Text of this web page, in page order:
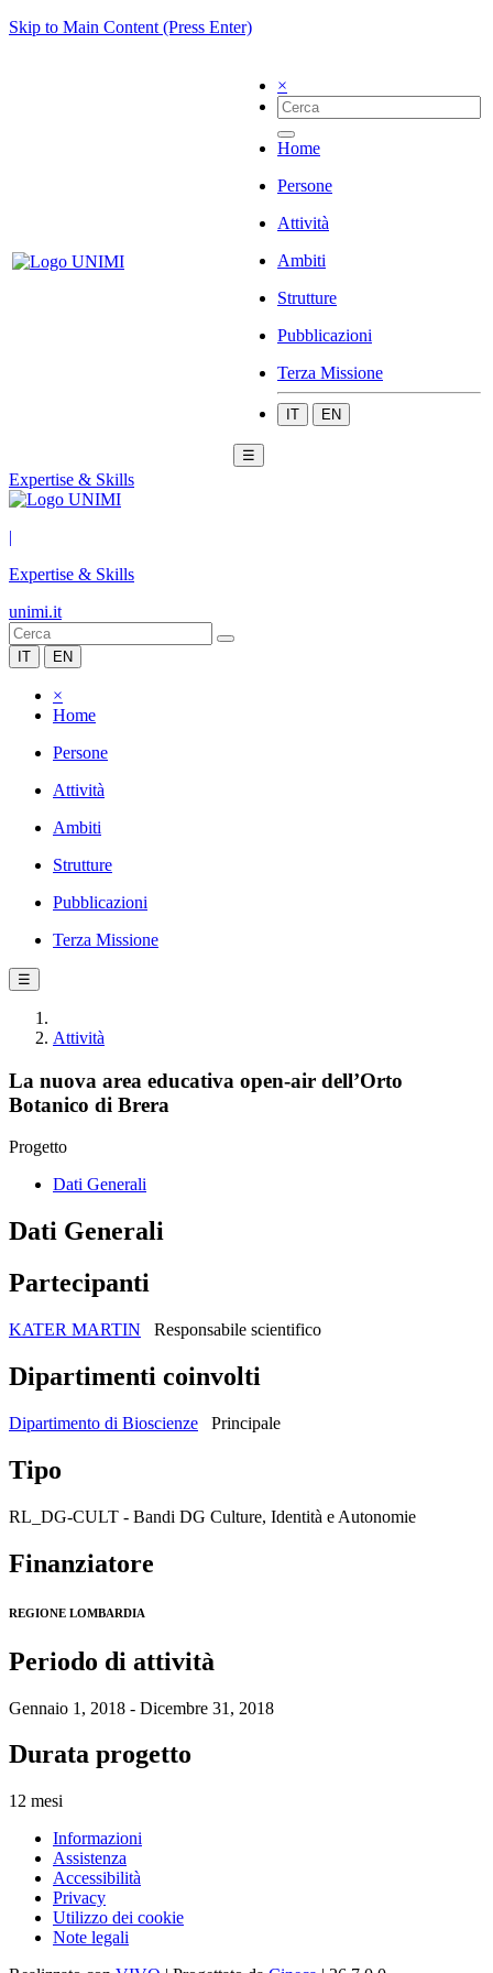
Skip to Main Content (Press Enter)
×
Home
Persone
Attività
Ambiti
Strutture
Pubblicazioni
Terza Missione
IT EN
☰
Expertise & Skills
|
Expertise & Skills
unimi.it
IT EN
×
Home
Persone
Attività
Ambiti
Strutture
Pubblicazioni
Terza Missione
☰
Attività
La nuova area educativa open-air dell’Orto
Botanico di Brera
Progetto
Dati Generali
Dati Generali
Partecipanti
KATER MARTIN Responsabile scientifico
Dipartimenti coinvolti
Dipartimento di Bioscienze Principale
Tipo
RL_DG-CULT - Bandi DG Culture, Identità e Autonomie
Finanziatore
REGIONE LOMBARDIA
Periodo di attività
Gennaio 1, 2018 - Dicembre 31, 2018
Durata progetto
12 mesi
Informazioni
Assistenza
Accessibilità
Privacy
Utilizzo dei cookie
Note legali